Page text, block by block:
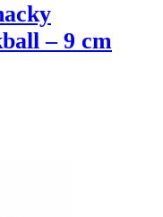
– 9 cm